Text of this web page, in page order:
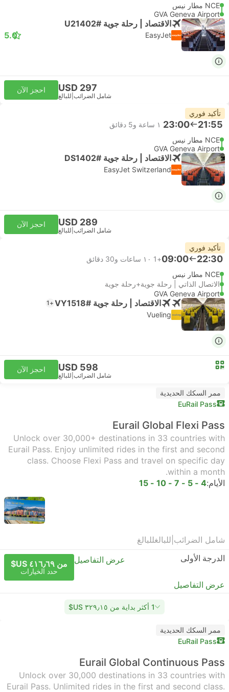
NCE مطار نيس
GVA Geneva Airport
الاقتصاد | رحلة جوية #U21402
EasyJet
5.0
USD 297
شامل الضرائب للبالغ
احجز الآن
تأكيد فوري
21:55
23:00 ١ ساعة و‫5 دقائق
NCE مطار نيس
GVA Geneva Airport
الاقتصاد | رحلة جوية #DS1402
EasyJet Switzerland
USD 289
شامل الضرائب للبالغ
احجز الآن
تأكيد فوري
22:30
09:00
+1
١٠ ساعات و‫30 دقائق
NCE مطار نيس
الاتصال الذاتي | رحلة جوية+رحلة جوية
GVA Geneva Airport
الاقتصاد | رحلة جوية #VY1518 +1
Vueling
USD 598
شامل الضرائب للبالغ
احجز الآن
ممر السكك الحديدية
EuRail Pass
Eurail Global Flexi Pass
Unlock over 30,000+ destinations in 33 countries with
Eurail Pass. Enjoy unlimited rides in the first and second
class. Choose Flexi Pass and travel on specific day
within a month.
الأيام:4 - 5 - 7 - 10 - 15
شامل الضرائب للبالغللبالغ
الدرجة الأولى
عرض التفاصيل من ٤١٦٫٦٩ US$
حدد الخيارات
عرض التفاصيل
1 أكثر بداية من ٣٢٩٫١٥ US$
ممر السكك الحديدية
EuRail Pass
Eurail Global Continuous Pass
Unlock over 30,000 destinations in 33 countries with
Eurail Pass. Unlimited rides in the first and second class.